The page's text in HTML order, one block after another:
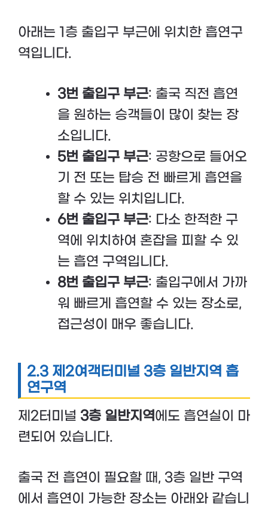
아래는 1층 출입구 부근에 위치한 흡연구
역입니다.
3번 출입구 부근: 출국 직전 흡연
을 원하는 승객들이 많이 찾는 장
소입니다.
5번 출입구 부근: 공항으로 들어오
기 전 또는 탑승 전 빠르게 흡연을
할 수 있는 위치입니다.
6번 출입구 부근: 다소 한적한 구
역에 위치하여 혼잡을 피할 수 있
는 흡연 구역입니다.
8번 출입구 부근: 출입구에서 가까
워 빠르게 흡연할 수 있는 장소로,
접근성이 매우 좋습니다.
2.3 제2여객터미널 3층 일반지역 흡
연구역
제2터미널 3층 일반지역에도 흡연실이 마
련되어 있습니다.
출국 전 흡연이 필요할 때, 3층 일반 구역
에서 흡연이 가능한 장소는 아래와 같습니